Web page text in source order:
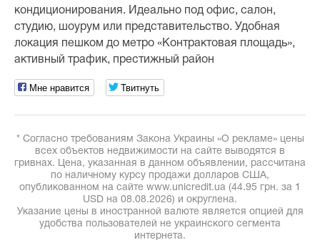
кондиционирования. Идеально под офис, салон,
студию, шоурум или представительство. Удобная
локация пешком до метро «Контрактовая площадь»,
активный трафик, престижный район
Мне нравится Твитнуть
* Согласно требованиям Закона Украины «О рекламе» цены
всех объектов недвижимости на сайте выводятся в
гривнах. Цена, указанная в данном объявлении, рассчитана
по наличному курсу продажи долларов США,
опубликованном на сайте www.unicredit.ua (44.95 грн. за 1
USD на 08.08.2026) и округлена.
Указание цены в иностранной валюте является опцией для
удобства пользователей не украинского сегмента
интернета.